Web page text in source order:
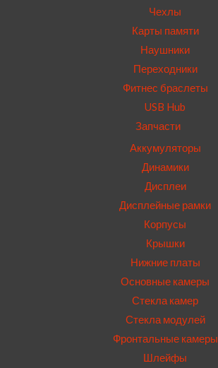
Чехлы
Карты памяти
Наушники
Переходники
Фитнес браслеты
USB Hub
Запчасти
Аккумуляторы
Динамики
Дисплеи
Дисплейные рамки
Корпусы
Крышки
Нижние платы
Основные камеры
Стекла камер
Стекла модулей
Фронтальные камеры
Шлейфы